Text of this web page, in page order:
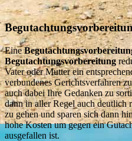
Eine
Begutachtungsvorbereitung
Vater oder Mutter ein
verbundenes Gerichtsverfahren
auch dabei Ihre Gedanken zu
dann in aller Regel auch deutlich
zu gehen und sparen sich dann
hohe Kosten um gegen ein
ausgefallen ist.